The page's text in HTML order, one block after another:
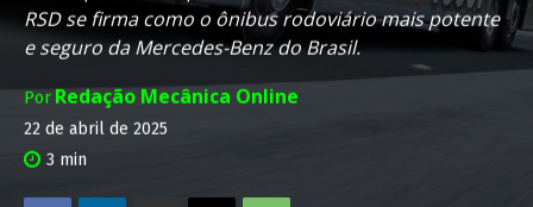
RSD se firma como o ônibus rodoviário mais potente
e seguro da Mercedes-Benz do Brasil.
PorRedação Mecânica Online
22 de abril de 2025
3 min